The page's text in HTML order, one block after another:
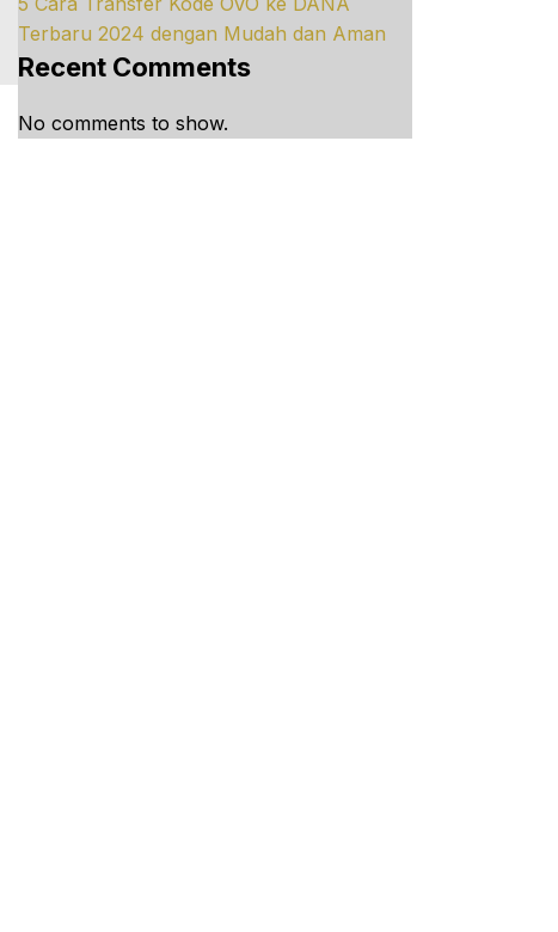
Terbaru 2024 dengan Mudah dan Aman
Recent Comments
No comments to show.